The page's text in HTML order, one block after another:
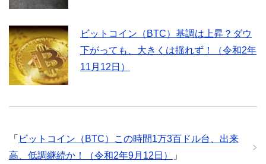
ビットコイン（BTC）基調は上昇？ダウ
下がっても、大きくは揺れず！（令和2年
11月12日）
「 ビットコイン（BTC）この時間1万3百ドル台、出来
高、低調継続か！（令和2年9月12日）
」